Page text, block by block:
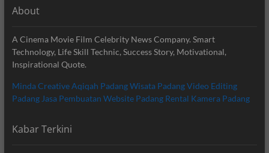
About
A Cinema Movie Film Celebrity News Company. Smart
Technology, Life Skill Technic, Success Story, Motivational,
Inspirational Quote.
Minda CreativeAqiqah PadangWisata PadangVideo Editing
Padang Jasa Pembuatan Website Padang Rental Kamera Padang
Kabar Terkini